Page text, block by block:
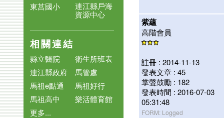
東莒國小
連江縣戶海
資源中心
相關連結
縣立醫院
衛生所班表
連江縣政府
馬管處
馬祖e點通
馬祖好行
馬祖高中
樂活體育館
更多...
紫蘊
高階會員
註冊 : 2014-11-13
發表文章 : 45
掌聲鼓勵 : 182
發表時間 : 2016-07-03
05:31:48
FORM: Logged